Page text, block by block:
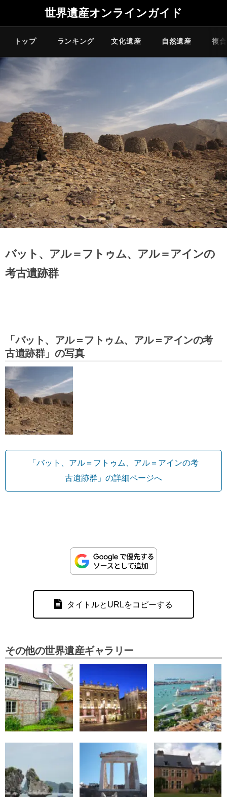
世界遺産オンラインガイド
トップ ランキング 文化遺産 自然遺産 複
バット、アル＝フトゥム、アル＝アインの
考古遺跡群
「バット、アル＝フトゥム、アル＝アインの考
古遺跡群」の写真
「バット、アル＝フトゥム、アル＝アインの考
古遺跡群」の詳細ページへ
タイトルとURLをコピーする
その他の世界遺産ギャラリー